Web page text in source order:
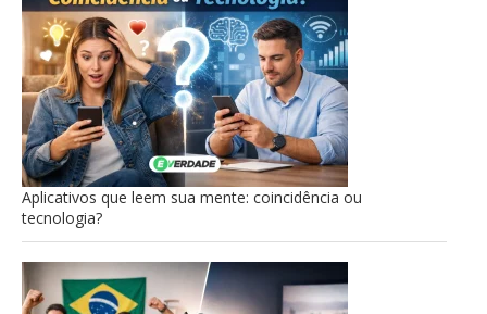
Aplicativos que leem sua mente: coincidência ou
tecnologia?